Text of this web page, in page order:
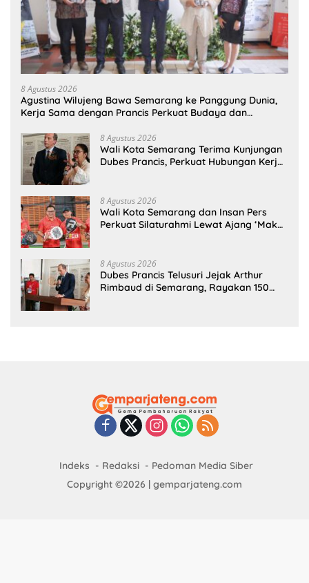
8 Agustus 2026
Agustina Wilujeng Bawa Semarang ke Panggung Dunia,
Kerja Sama dengan Prancis Perkuat Budaya dan
8 Agustus 2026
Wali Kota Semarang Terima Kunjungan
Dubes Prancis, Perkuat Hubungan Kerja
8 Agustus 2026
Wali Kota Semarang dan Insan Pers
Perkuat Silaturahmi Lewat Ajang ‘Mak
8 Agustus 2026
Dubes Prancis Telusuri Jejak Arthur
Rimbaud di Semarang, Rayakan 150
Indeks Redaksi
Pedoman Media Siber
Copyright ©2026 | gemparjateng.com